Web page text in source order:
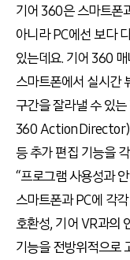
기어 360은 스마트폰
아니라 PC에선 보다
있는데요. 기어 360
스마트폰에서 실시간
구간을 잘라낼 수 있
360 ActionDirector)
등 추가 편집 기능을
“프로그램 사용성과
스마트폰과 PC에 각
호환성, 기어 VR과의
기능을 전방위적으로